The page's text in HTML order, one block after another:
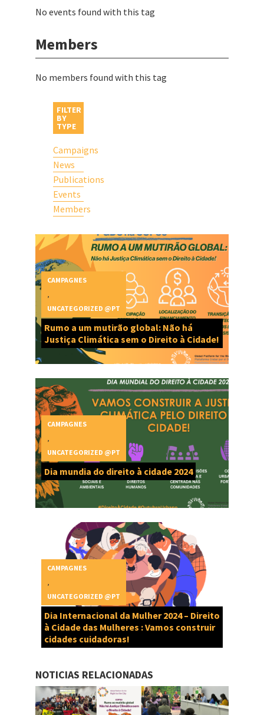
No events found with this tag
Members
No members found with this tag
FILTER
BY
TYPE
Campaigns
News
Publications
Events
Members
Rumo a um mutirão global: Não há
Justiça Climática sem o Direito à Cidade!
CAMPAGNES
UNCATEGORIZED @PT
Dia mundia do direito à cidade 2024
CAMPAGNES
UNCATEGORIZED @PT
Dia Internacional da Mulher 2024 – Direito
à Cidade das Mulheres : Vamos construir
cidades cuidadoras!
CAMPAGNES
UNCATEGORIZED @PT
NOTICIAS RELACIONADAS